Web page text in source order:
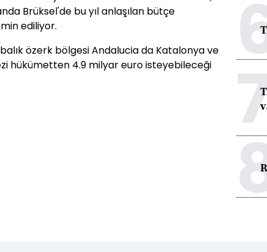
Brüksel'de bu yıl anlaşılan bütçe
ediliyor.
özerk bölgesi Andalucia da Katalonya ve
hükümetten 4.9 milyar euro isteyebileceği